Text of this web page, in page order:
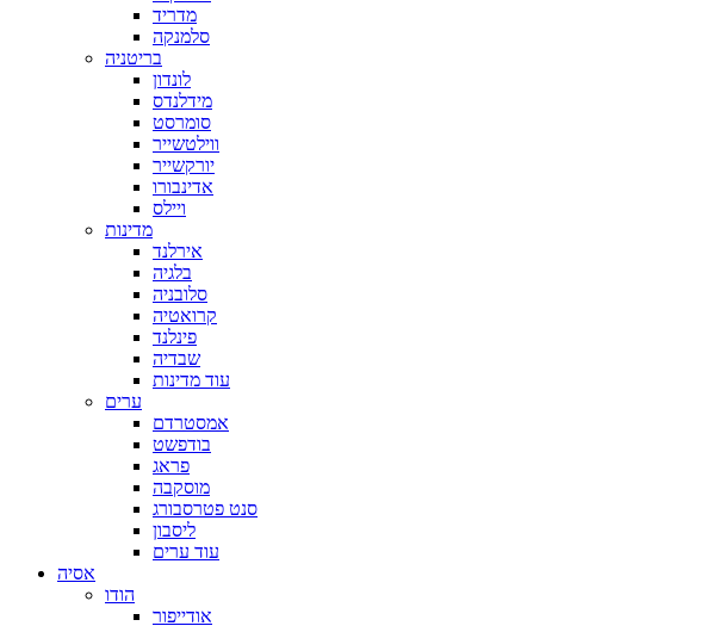
מדריד
סלמנקה
בריטניה
לונדון
מידלנדס
סומרסט
ווילטשייר
יורקשייר
אדינבורו
ויילס
מדינות
אירלנד
בלגיה
סלובניה
קרואטיה
פינלנד
שבדיה
עוד מדינות
ערים
אמסטרדם
בודפשט
פראג
מוסקבה
סנט פטרסבורג
ליסבון
עוד ערים
אסיה
הודו
אודייפור